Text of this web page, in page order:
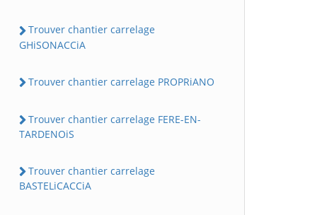
Trouver chantier carrelage
GHiSONACCiA
Trouver chantier carrelage PROPRiANO
Trouver chantier carrelage FERE-EN-
TARDENOiS
Trouver chantier carrelage
BASTELiCACCiA